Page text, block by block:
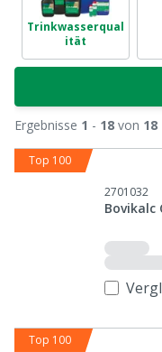
Trinkwasserqual
ität
Ergebnisse 1 - 18 von 18
Top 100
2701032
Bovikalc
Top 100